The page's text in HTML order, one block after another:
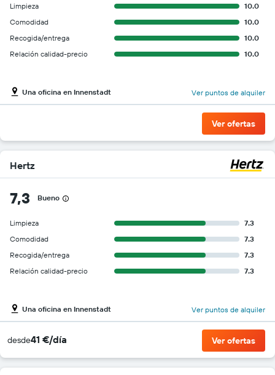
Limpieza
10.0
Comodidad
10.0
Recogida/entrega
10.0
Relación calidad-precio
10.0
Una oficina en Innenstadt Ver puntos de alquiler
Ver ofertas
Hertz
7,3 Bueno
Limpieza
7.3
Comodidad
7.3
Recogida/entrega
7.3
Relación calidad-precio
7.3
Una oficina en Innenstadt Ver puntos de alquiler
desde41 €/día Ver ofertas